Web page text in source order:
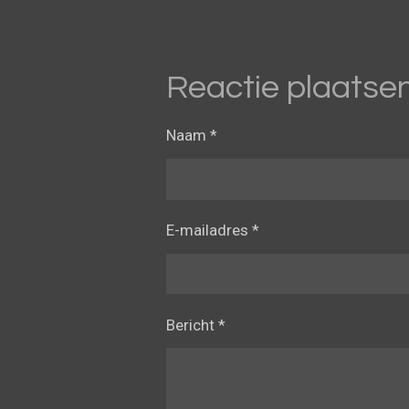
Reactie
Naam *
E-mailadres *
Bericht *